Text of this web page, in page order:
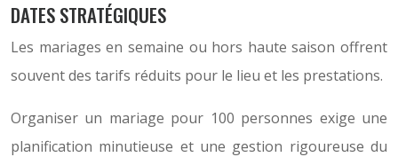
DATES STRATÉGIQUES
Les mariages en semaine ou hors haute saison offrent
souvent des tarifs réduits pour le lieu et les prestations.
Organiser un mariage pour 100 personnes exige une
planification minutieuse et une gestion rigoureuse du